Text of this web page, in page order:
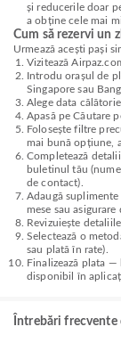
și reducerile doar
a obține cele mai
Cum să rezervi un
Urmează acești pași
Vizitează
Introdu orașul de
Singapore sau
Alege data
Apasă pe Căutare
Folosește filtre
mai bună opțiune,
Completează
buletinul tău
de contact).
Adaugă suplimente
mese sau asigurare
Revizuiește
Selectează o
sau plată în rate).
Finalizează plata
disponibil în
Întrebări